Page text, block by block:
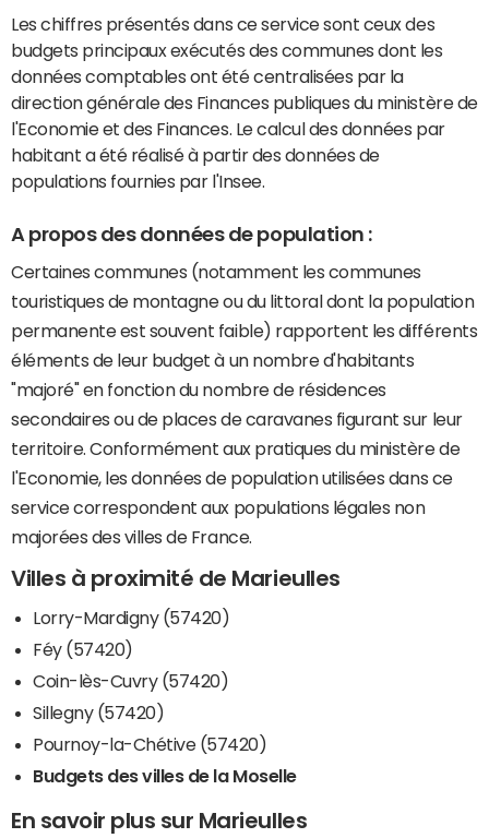
Les chiffres présentés dans ce service sont ceux des
budgets principaux exécutés des communes dont les
données comptables ont été centralisées par la
direction générale des Finances publiques du ministère de
l'Economie et des Finances. Le calcul des données par
habitant a été réalisé à partir des données de
populations fournies par l'Insee.
A propos des données de population :
Certaines communes (notamment les communes
touristiques de montagne ou du littoral dont la population
permanente est souvent faible) rapportent les différents
éléments de leur budget à un nombre d'habitants
"majoré" en fonction du nombre de résidences
secondaires ou de places de caravanes figurant sur leur
territoire. Conformément aux pratiques du ministère de
l'Economie, les données de population utilisées dans ce
service correspondent aux populations légales non
majorées des villes de France.
Villes à proximité de Marieulles
Lorry-Mardigny (57420)
Féy (57420)
Coin-lès-Cuvry (57420)
Sillegny (57420)
Pournoy-la-Chétive (57420)
Budgets des villes de la Moselle
En savoir plus sur Marieulles